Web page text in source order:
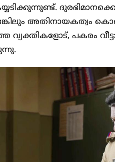
അതിനായകത്വം
പകരം